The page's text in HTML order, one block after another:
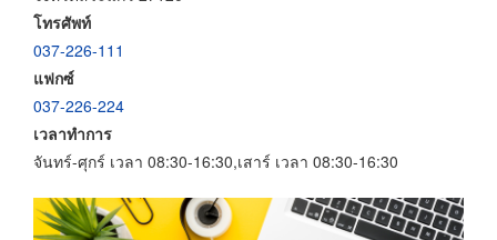
โทรศัพท์
037-226-111
แฟกซ์
037-226-224
เวลาทำการ
จันทร์-ศุกร์ เวลา 08:30-16:30,เสาร์ เวลา 08:30-16:30